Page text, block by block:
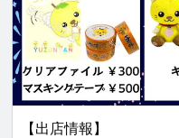
【出店情報】